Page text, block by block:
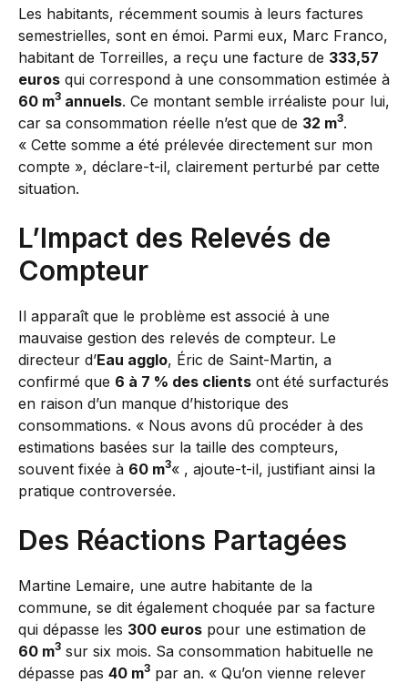
Les habitants, récemment soumis à leurs factures
semestrielles, sont en émoi. Parmi eux, Marc Franco,
habitant de Torreilles, a reçu une facture de 333,57
euros qui correspond à une consommation estimée à
60 m3 annuels. Ce montant semble irréaliste pour lui,
car sa consommation réelle n’est que de 32 m3.
« Cette somme a été prélevée directement sur mon
compte », déclare-t-il, clairement perturbé par cette
situation.
L’Impact des Relevés de
Compteur
Il apparaît que le problème est associé à une
mauvaise gestion des relevés de compteur. Le
directeur d’Eau agglo, Éric de Saint-Martin, a
confirmé que 6 à 7 % des clients ont été surfacturés
en raison d’un manque d’historique des
consommations. « Nous avons dû procéder à des
estimations basées sur la taille des compteurs,
souvent fixée à 60 m3« , ajoute-t-il, justifiant ainsi la
pratique controversée.
Des Réactions Partagées
Martine Lemaire, une autre habitante de la
commune, se dit également choquée par sa facture
qui dépasse les 300 euros pour une estimation de
60 m3 sur six mois. Sa consommation habituelle ne
dépasse pas 40 m3 par an. « Qu’on vienne relever